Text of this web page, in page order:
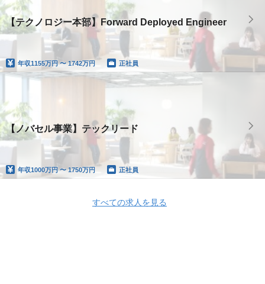
【テクノロジー本部】Forward Deployed Engineer
年収1155万円 〜 1742万円 正社員
【ノバセル事業】テックリード
年収1000万円 〜 1750万円 正社員
すべての求人を見る